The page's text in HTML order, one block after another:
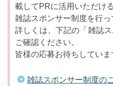
載してPRに活用いただける
雑誌スポンサー制度を行っ
詳しくは、下記の「雑誌
ご確認ください。
皆様の応募お待ちしていま
雑誌スポンサー制度の